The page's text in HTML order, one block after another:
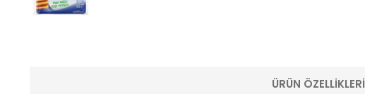
ÜRÜN ÖZELLIKLERI